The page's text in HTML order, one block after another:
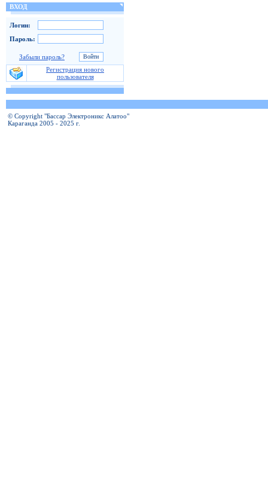
ВХОД
Логин:
Пароль:
Забыли пароль?
Регистрация нового
пользователя
© Copyright "Бассар Электроникс Алатоо"
Караганда 2005 - 2025 г.